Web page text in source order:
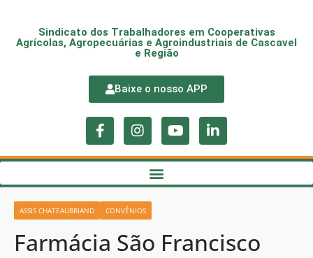
Sindicato dos Trabalhadores em Cooperativas
Agrícolas, Agropecuárias e Agroindustriais de Cascavel
e Região
Baixe o nosso APP
ASSIS CHATEAUBRIAND CONVÊNIOS
Farmácia São Francisco